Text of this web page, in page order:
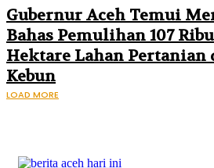
Gubernur Aceh Temui
Bahas Pemulihan 107 Ribu
Hektare Lahan Pertanian
Kebun
LOAD MORE